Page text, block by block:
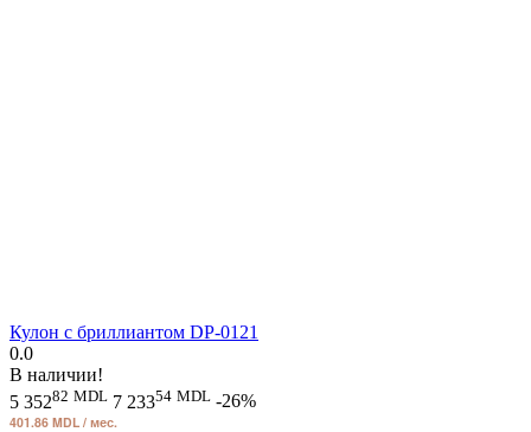
Кулон с бриллиантом DP-0121
0.0
В наличии!
5 35282 MDL 7 23354 MDL -26%
401.86 MDL / мес.